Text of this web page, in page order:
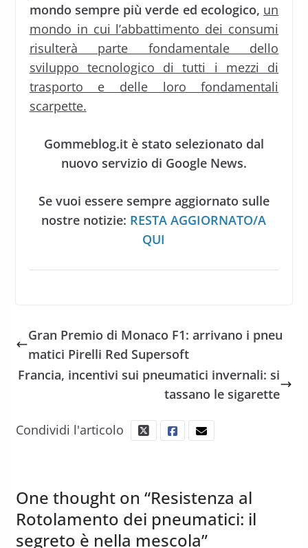
mondo sempre più verde ed ecologico, un
mondo in cui l’abbattimento dei consumi
risulterà parte fondamentale dello
sviluppo tecnologico di tutti i mezzi di
trasporto e delle loro fondamentali
scarpette.
Gommeblog.it è stato selezionato dal
nuovo servizio di Google News.
Se vuoi essere sempre aggiornato sulle
nostre notizie: RESTA AGGIORNATO/A
QUI
Gran Premio di Monaco F1: arrivano i pneu
matici Pirelli Red Supersoft
Francia, incentivi sui pneumatici invernali: si
tassano le sigarette
Condividi l'articolo
One thought on “Resistenza al
Rotolamento dei pneumatici: il
segreto è nella mescola”